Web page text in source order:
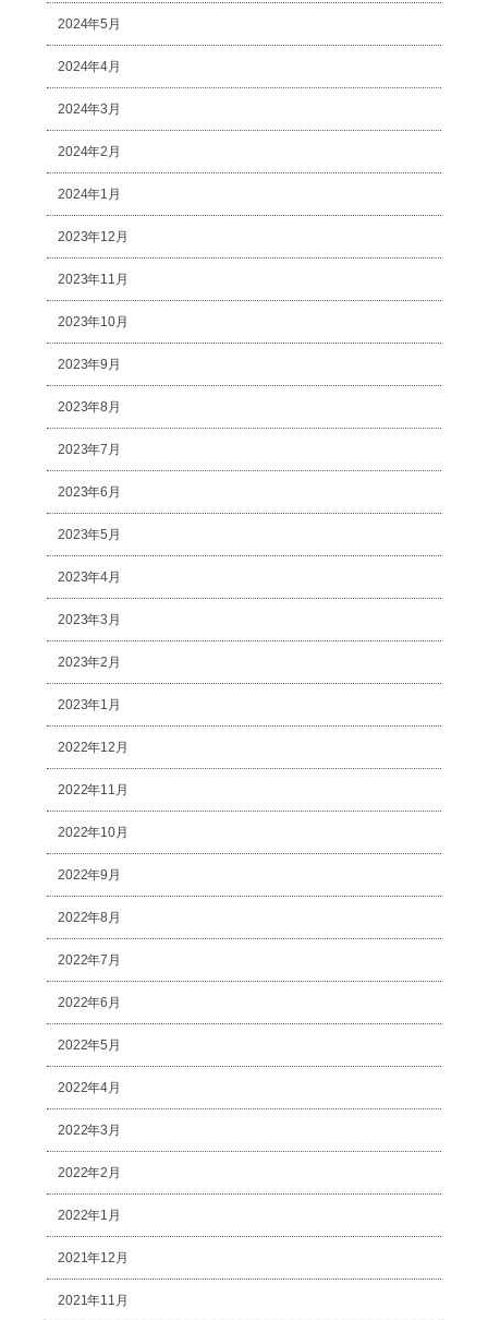
2024年5月
2024年4月
2024年3月
2024年2月
2024年1月
2023年12月
2023年11月
2023年10月
2023年9月
2023年8月
2023年7月
2023年6月
2023年5月
2023年4月
2023年3月
2023年2月
2023年1月
2022年12月
2022年11月
2022年10月
2022年9月
2022年8月
2022年7月
2022年6月
2022年5月
2022年4月
2022年3月
2022年2月
2022年1月
2021年12月
2021年11月